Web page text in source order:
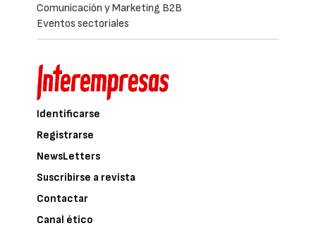
Comunicación y Marketing B2B
Eventos sectoriales
Identificarse
Registrarse
NewsLetters
Suscribirse a revista
Contactar
Canal ético